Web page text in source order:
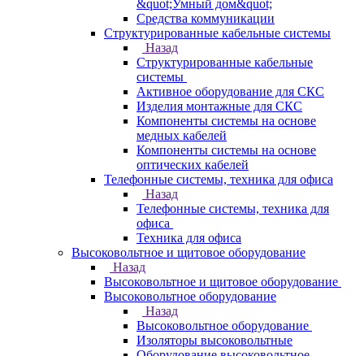
&quot;Умный дом&quot;
Средства коммуникации
Структурированные кабельные системы
Назад
Структурированные кабельные
системы
Активное оборудование для СКС
Изделия монтажные для СКС
Компоненты системы на основе
медных кабелей
Компоненты системы на основе
оптических кабелей
Телефонные системы, техника для офиса
Назад
Телефонные системы, техника для
офиса
Техника для офиса
Высоковольтное и щитовое оборудование
Назад
Высоковольтное и щитовое оборудование
Высоковольтное оборудование
Назад
Высоковольтное оборудование
Изоляторы высоковольтные